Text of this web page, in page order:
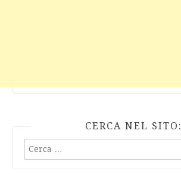
CERCA NEL SITO:
Ricerca